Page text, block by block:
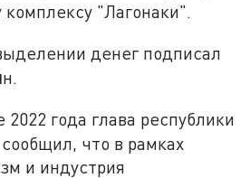
комплексу "Лагонаки".
денег подписал
н.
года глава республики
сообщил, что в рамках
и индустрия